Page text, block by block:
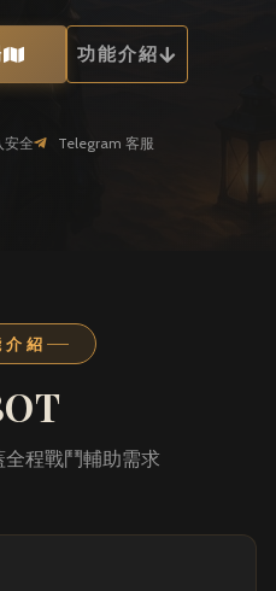
功能介紹
安全 Telegram 客服
介紹
程戰鬥輔助需求